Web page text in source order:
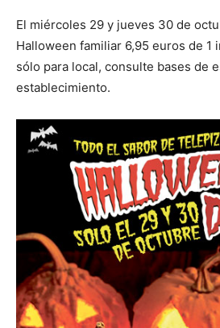
El miércoles 29 y jueves 30 de
Halloween familiar 6,95 euros de 1
sólo para local, consulte bases de
establecimiento.